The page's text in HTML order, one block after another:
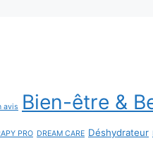
avis Bien-être &
PRO DREAM CARE Déshydrateur